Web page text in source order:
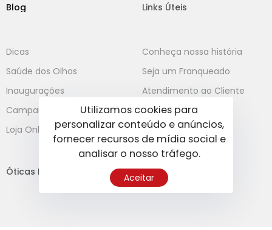
Blog
Dicas
Saúde dos Olhos
Inaugurações
Campanha
Loja Online
Links Úteis
Conheça nossa história
Seja um Franqueado
Atendimento ao Cliente
Óticas Diniz nas mídias
Utilizamos cookies para
personalizar conteúdo e anúncios,
fornecer recursos de mídia social e
analisar o nosso tráfego.
Aceitar